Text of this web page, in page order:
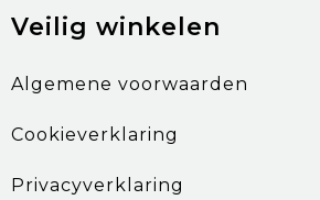
Veilig winkelen
Algemene voorwaarden
Cookieverklaring
Privacyverklaring